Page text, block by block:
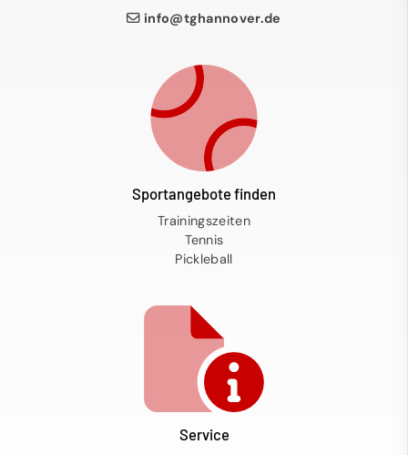
info@tghannover.de
Sportangebote finden
Trainingszeiten
Tennis
Pickleball
Service